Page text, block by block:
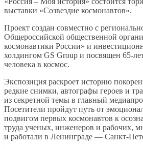
выставки «Созвездие космонавтов».
Проект создан совместно с
Общероссийской общественной
космонавтики России» и
холдингом GS Group и посвящен 65-
человека в космос.
Экспозиция раскроет историю
редкие снимки, автографы героев и
из секретной темы в главный
Посетители пройдут путь от
подвигом первых космонавтов к
труда ученых, инженеров и рабочих,
и работали в Ленинграде — Санкт-